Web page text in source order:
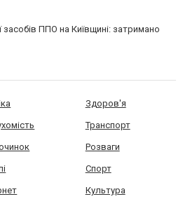
засобів ППО на Київщині: затримано
Здоров'я
Транспорт
Розваги
Спорт
Культура